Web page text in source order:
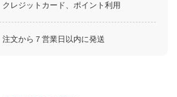
クレジットカード、ポイント利用
注文から７営業日以内に発送